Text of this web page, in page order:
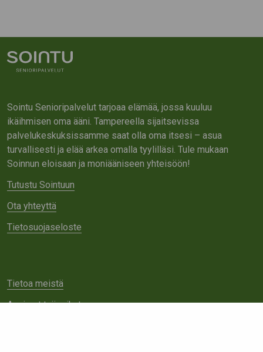
Sointu Senioripalvelut tarjoaa elämää, jossa kuuluu
ikäihmisen oma ääni. Tampereella sijaitsevissa
palvelukeskuksissamme saat olla oma itsesi – asua
turvallisesti ja elää arkea omalla tyylilläsi. Tule mukaan
Soinnun eloisaan ja moniääniseen yhteisöön!
Tutustu Sointuun
Ota yhteyttä
Tietosuojaseloste
Tietoa meistä
Avoimet työpaikat